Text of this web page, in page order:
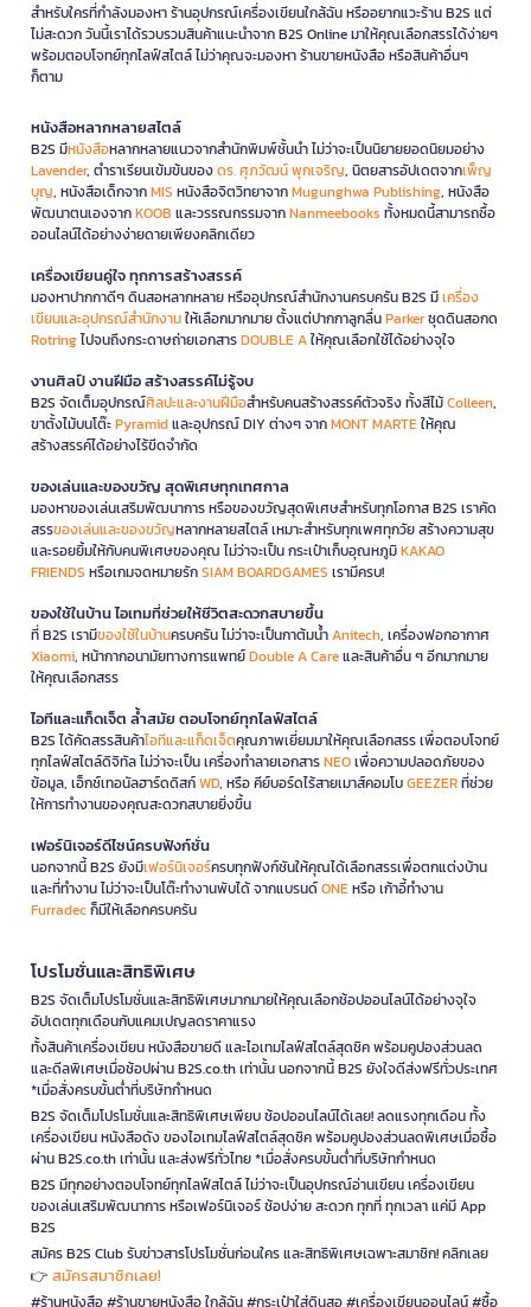
สำหรับใครที่กำลังมองหา ร้านอุปกรณ์เครื่องเขียนใกล้ฉัน หรืออยากแวะร้าน B2S แต่
ไม่สะดวก วันนี้เราได้รวบรวมสินค้าแนะนำจาก B2S Online มาให้คุณเลือกสรรได้ง่ายๆ
พร้อมตอบโจทย์ทุกไลฟ์สไตล์ ไม่ว่าคุณจะมองหา ร้านขายหนังสือ หรือสินค้าอื่นๆ
ก็ตาม
หนังสือหลากหลายสไตล์
B2S มีหนังสือหลากหลายแนวจากสำนักพิมพ์ชั้นนำ ไม่ว่าจะเป็นนิยายยอดนิยมอย่าง
Lavender, ตำราเรียนเข้มข้นของดร. ศุภวัฒน์ พุกเจริญ, นิตยสารอัปเดตจากเพ็ญ
บุญ, หนังสือเด็กจากMIS หนังสือจิตวิทยาจากMugunghwa Publishing, หนังสือ
พัฒนาตนเองจากKOOB และวรรณกรรมจากNanmeebooks ทั้งหมดนี้สามารถซื้อ
ออนไลน์ได้อย่างง่ายดายเพียงคลิกเดียว
เครื่องเขียนคู่ใจ ทุกการสร้างสรรค์
มองหาปากกาดีๆ ดินสอหลากหลาย หรืออุปกรณ์สำนักงานครบครัน B2S มีเครื่อง
เขียนและอุปกรณ์สำนักงานให้เลือกมากมาย ตั้งแต่ปากกาลูกลื่นParkerชุดดินสอกด
Rotringไปจนถึงกระดาษถ่ายเอกสารDOUBLE Aให้คุณเลือกใช้ได้อย่างจุใจ
งานศิลป์ งานฝีมือ สร้างสรรค์ไม่รู้จบ
B2S จัดเต็มอุปกรณ์ศิลปะและงานฝีมือสำหรับคนสร้างสรรค์ตัวจริง ทั้งสีไม้Colleen,
ขาตั้งไม้บนโต๊ะPyramidและอุปกรณ์ DIY ต่างๆ จากMONT MARTEให้คุณ
สร้างสรรค์ได้อย่างไร้ขีดจำกัด
ของเล่นและของขวัญ สุดพิเศษทุกเทศกาล
มองหาของเล่นเสริมพัฒนาการ หรือของขวัญสุดพิเศษสำหรับทุกโอกาส B2S เราคัด
สรรของเล่นและของขวัญหลากหลายสไตล์ เหมาะสำหรับทุกเพศทุกวัย สร้างความสุข
และรอยยิ้มให้กับคนพิเศษของคุณ ไม่ว่าจะเป็น กระเป๋าเก็บอุณหภูมิKAKAO
FRIENDS หรือเกมจดหมายรักSIAM BOARDGAMES เรามีครบ!
ของใช้ในบ้าน ไอเทมที่ช่วยให้ชีวิตสะดวกสบายขึ้น
ที่ B2S เรามีของใช้ในบ้านครบครัน ไม่ว่าจะเป็นกาต้มน้ำAnitech, เครื่องฟอกอากาศ
Xiaomi, หน้ากากอนามัยทางการแพทย์Double A Careและสินค้าอื่น ๆ อีกมากมาย
ให้คุณเลือกสรร
ไอทีและแก็ดเจ็ต ล้ำสมัย ตอบโจทย์ทุกไลฟ์สไตล์
B2S ได้คัดสรรสินค้าไอทีและแก็ดเจ็ตคุณภาพเยี่ยมมาให้คุณเลือกสรร เพื่อตอบโจทย์
ทุกไลฟ์สไตล์ดิจิทัล ไม่ว่าจะเป็น เครื่องทำลายเอกสารNEOเพื่อความปลอดภัยของ
ข้อมูล, เอ็กซ์เทอนัลฮาร์ดดิสก์WD, หรือ คีย์บอร์ดไร้สายเมาส์คอมโบGEEZERที่ช่วย
ให้การทำงานของคุณสะดวกสบายยิ่งขึ้น
เฟอร์นิเจอร์ดีไซน์ครบฟังก์ชั่น
นอกจากนี้ B2S ยังมีเฟอร์นิเจอร์ครบทุกฟังก์ชันให้คุณได้เลือกสรรเพื่อตกแต่งบ้าน
และที่ทำงาน ไม่ว่าจะเป็นโต๊ะทำงานพับได้ จากแบรนด์ONEหรือ เก้าอี้ทำงาน
Furradecก็มีให้เลือกครบครัน
โปรโมชั่นและสิทธิพิเศษ
B2S จัดเต็มโปรโมชั่นและสิทธิพิเศษมากมายให้คุณเลือกช้อปออนไลน์ได้อย่างจุใจ
อัปเดตทุกเดือนกับแคมเปญลดราคาแรง
ทั้งสินค้าเครื่องเขียน หนังสือขายดี และไอเทมไลฟ์สไตล์สุดชิค พร้อมคูปองส่วนลด
และดีลพิเศษเมื่อช้อปผ่าน B2S.co.th เท่านั้น นอกจากนี้ B2S ยังใจดีส่งฟรีทั่วประเทศ
*เมื่อสั่งครบขั้นต่ำที่บริษัทกำหนด
B2S จัดเต็มโปรโมชั่นและสิทธิพิเศษเพียบ ช้อปออนไลน์ได้เลย! ลดแรงทุกเดือน ทั้ง
เครื่องเขียน หนังสือดัง ของไอเทมไลฟ์สไตล์สุดชิค พร้อมคูปองส่วนลดพิเศษเมื่อซื้อ
ผ่าน B2S.co.th เท่านั้น และส่งฟรีทั่วไทย *เมื่อสั่งครบขั้นต่ำที่บริษัทกำหนด
B2S มีทุกอย่างตอบโจทย์ทุกไลฟ์สไตล์ ไม่ว่าจะเป็นอุปกรณ์อ่านเขียน เครื่องเขียน
ของเล่นเสริมพัฒนาการ หรือเฟอร์นิเจอร์ ช้อปง่าย สะดวก ทุกที่ ทุกเวลา แค่มี App
B2S
สมัคร B2S Club รับข่าวสารโปรโมชั่นก่อนใคร และสิทธิพิเศษเฉพาะสมาชิก! คลิกเลย
👉 สมัครสมาชิกเลย!
#ร้านหนังสือ #ร้านขายหนังสือ ใกล้ฉัน #กระเป๋าใส่ดินสอ #เครื่องเขียนออนไลน์ #ซื้อ